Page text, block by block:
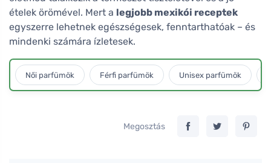
ételek örömével. Mert a legjobb mexikói receptek
egyszerre lehetnek egészségesek, fenntarthatóak – és
mindenki számára ízletesek.
Női parfümök Férfi parfümök Unisex parfümök
Megosztás